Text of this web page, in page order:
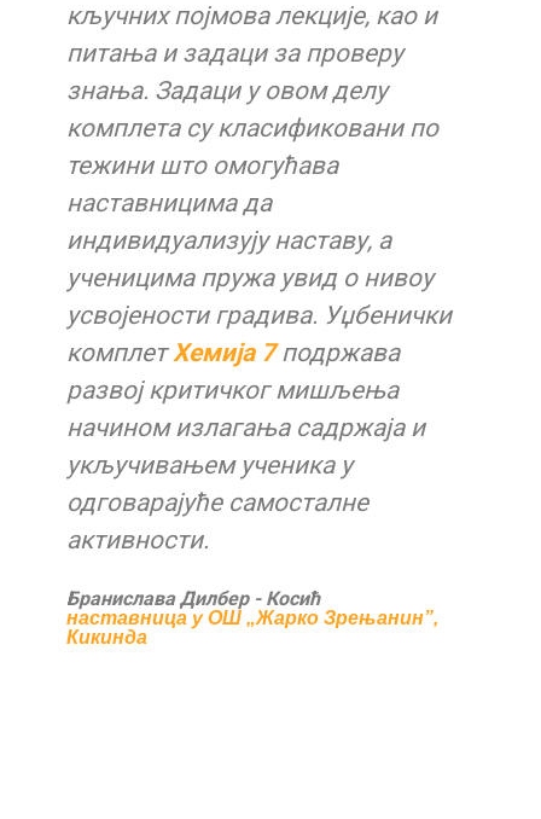
кључних појмова лекције, као и
питања и задаци за проверу
знања. Задаци у овом делу
комплета су класификовани по
тежини што омогућава
наставницима да
индивидуализују наставу, а
ученицима пружа увид о нивоу
усвојености градива. Уџбенички
комплетХемија 7подржава
развој критичког мишљења
начином излагања садржаја и
укључивањем ученика у
одговарајуће самосталне
активности.
Бранислава Дилбер - Косић
наставница у ОШ „Жарко Зрењанин”,
Кикинда